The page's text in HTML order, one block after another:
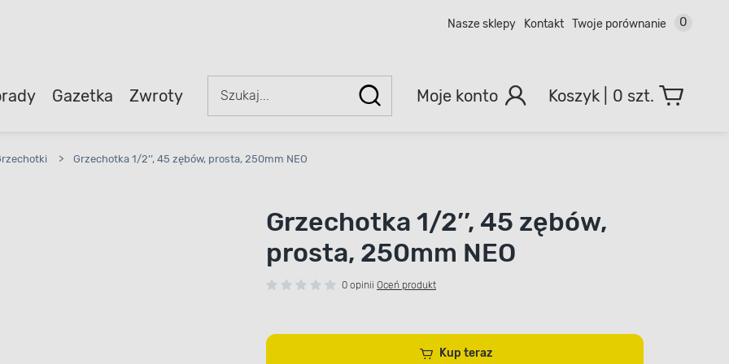
Nasze sklepy Kontakt Twoje porównanie 0
Gazetka Zwroty Moje konto 0 szt.
> Grzechotka 1/2’’, 45 zębów, prosta, 250mm NEO
Grzechotka 1/2’’, 45 zębów,
prosta, 250mm NEO
0 opinii Oceń produkt
Kup teraz